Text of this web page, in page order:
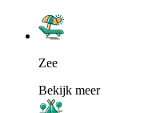
Zee
Bekijk meer